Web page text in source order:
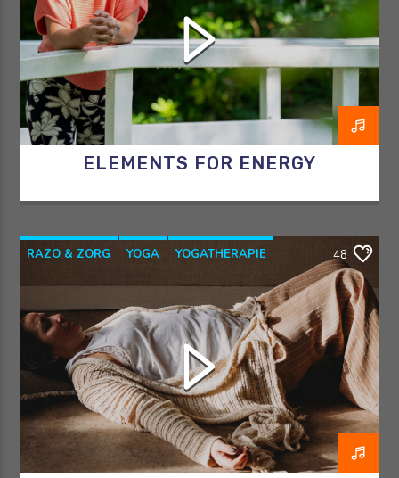
ELEMENTS FOR ENERGY
RAZO & ZORG YOGA
YOGATHERAPIE
YOGAWITHBIDDY
48